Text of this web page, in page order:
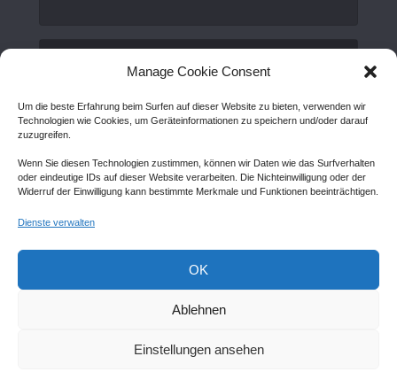
Manage Cookie Consent
Um die beste Erfahrung beim Surfen auf dieser Website zu bieten, verwenden wir
Technologien wie Cookies, um Geräteinformationen zu speichern und/oder darauf
zuzugreifen.
Wenn Sie diesen Technologien zustimmen, können wir Daten wie das Surfverhalten
oder eindeutige IDs auf dieser Website verarbeiten. Die Nichteinwilligung oder der
Widerruf der Einwilligung kann bestimmte Merkmale und Funktionen beeinträchtigen.
Dienste verwalten
OK
Ablehnen
Einstellungen ansehen
Alles Wichtige
Gastartikel
AGB
Sitemap
Awantego.com